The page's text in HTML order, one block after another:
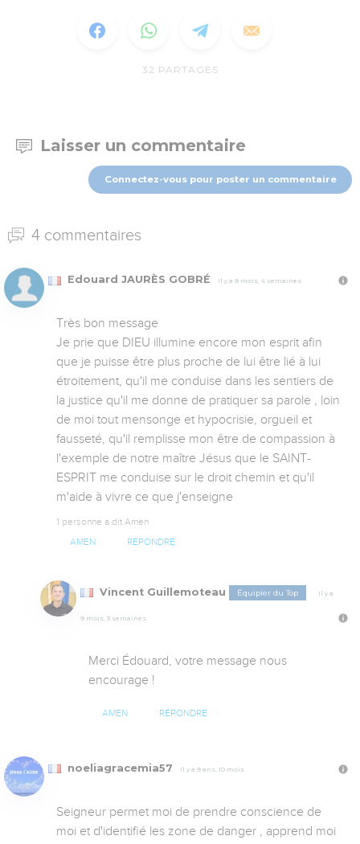
32 PARTAGES
Laisser un commentaire
Connectez-vous pour poster un commentaire
4 commentaires
Edouard JAURÈS GOBRÉ Il y a 9 mois, 4 semaines
Très bon message
Je prie que DIEU illumine encore mon esprit afin
que je puisse être plus proche de lui être lié à lui
étroitement, qu'il me conduise dans les sentiers de
la justice qu'il me donne de pratiquer sa parole , loin
de moi tout mensonge et hypocrisie, orgueil et
fausseté, qu'il remplisse mon être de compassion à
l'exemple de notre maître Jésus que le SAINT-
ESPRIT me conduise sur le droit chemin et qu'il
m'aide à vivre ce que j'enseigne
1 personne a dit Amen
AMEN RÉPONDRE
Vincent Guillemoteau Équipier du Top Il y a
9 mois, 3 semaines
Merci Édouard, votre message nous
encourage !
AMEN RÉPONDRE
noeliagracemia57 Il y a 9 ans, 10 mois
Seigneur permet moi de prendre conscience de
moi et d'identifié les zone de danger , apprend moi